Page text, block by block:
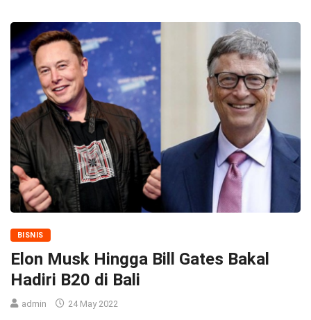
BISNIS
Elon Musk Hingga Bill Gates Bakal
Hadiri B20 di Bali
admin 24 May 2022